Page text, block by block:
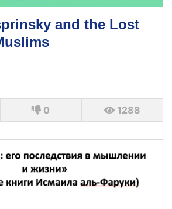
and the Lost
0 1288